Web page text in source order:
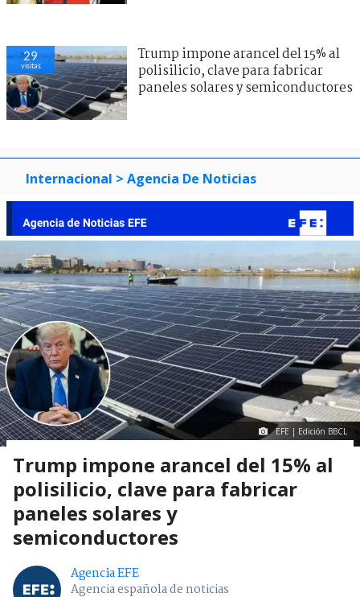
29
visitas
Trump impone arancel del 15% al
polisilicio, clave para fabricar
paneles solares y semiconductores
Internacional > Agencia De Noticias
EFE | Edición BBCL
Trump impone arancel del 15% al
polisilicio, clave para fabricar
paneles solares y
semiconductores
Agencia EFE
Agencia española de noticias